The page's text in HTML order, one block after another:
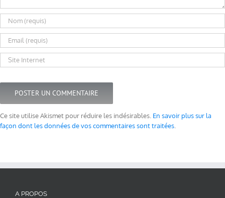
Ce site utilise Akismet pour réduire les indésirables. En savoir plus sur la
façon dont les données de vos commentaires sont traitées
A PROPOS